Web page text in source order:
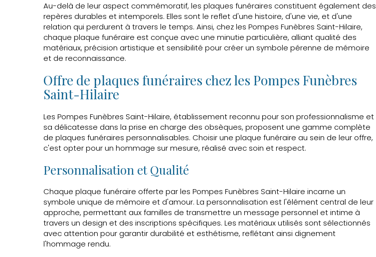
Au-delà de leur aspect commémoratif, les plaques funéraires constituent également des
repères durables et intemporels. Elles sont le reflet d'une histoire, d'une vie, et d'une
relation qui perdurent à travers le temps. Ainsi, chez les Pompes Funèbres Saint-Hilaire,
chaque plaque funéraire est conçue avec une minutie particulière, alliant qualité des
matériaux, précision artistique et sensibilité pour créer un symbole pérenne de mémoire
et de reconnaissance.
Offre de plaques funéraires chez les Pompes Funèbres
Saint-Hilaire
Les Pompes Funèbres Saint-Hilaire, établissement reconnu pour son professionnalisme et
sa délicatesse dans la prise en charge des obsèques, proposent une gamme complète
de plaques funéraires personnalisables. Choisir une plaque funéraire au sein de leur offre,
c'est opter pour un hommage sur mesure, réalisé avec soin et respect.
Personnalisation et Qualité
Chaque plaque funéraire offerte par les Pompes Funèbres Saint-Hilaire incarne un
symbole unique de mémoire et d'amour. La personnalisation est l'élément central de leur
approche, permettant aux familles de transmettre un message personnel et intime à
travers un design et des inscriptions spécifiques. Les matériaux utilisés sont sélectionnés
avec attention pour garantir durabilité et esthétisme, reflétant ainsi dignement
l'hommage rendu.